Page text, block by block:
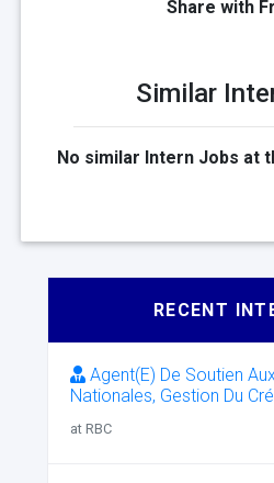
Share with
Similar
No similar Intern Jobs at
RECENT
Agent(E) De Soutien
Nationales, Gestion Du
at RBC